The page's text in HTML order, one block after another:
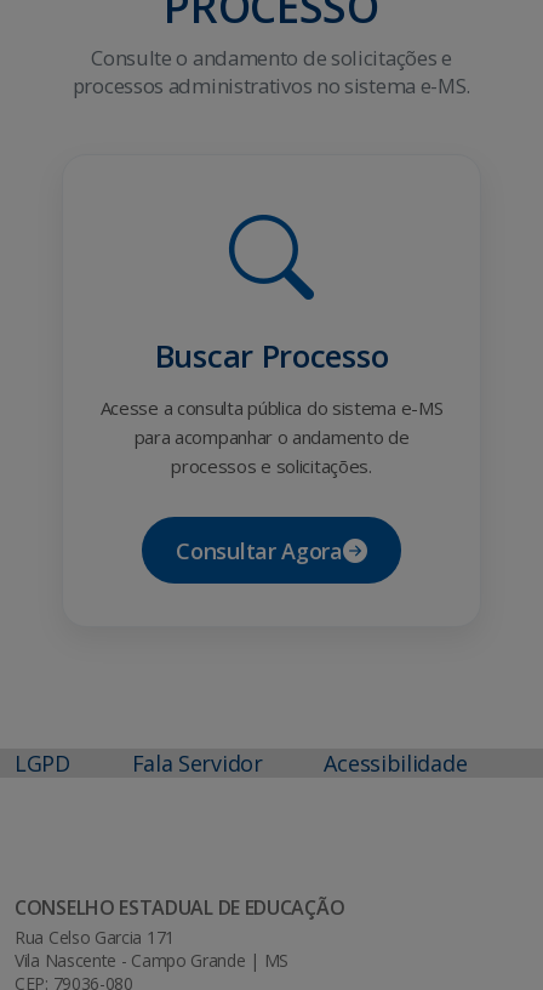
Consulte o andamento de solicitações e
processos administrativos no sistema e-MS.
Buscar Processo
Acesse a consulta pública do sistema e-MS
para acompanhar o andamento de
processos e solicitações.
Consultar Agora
LGPD Fala Servidor Acessibilidade
CONSELHO ESTADUAL DE EDUCAÇÃO
Rua Celso Garcia 171
Vila Nascente - Campo Grande | MS
CEP: 79036-080